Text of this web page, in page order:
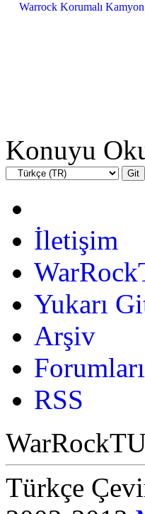
Warrock Korumalı Kamyon
Konuyu
İletişim
Yukarı
Arşiv
RSS
Türkçe